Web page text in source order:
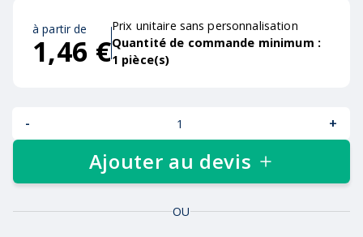
à partir de
1,46 €
Prix unitaire sans personnalisation
Quantité de commande minimum :
1 pièce(s)
- +
Ajouter au devis
OU